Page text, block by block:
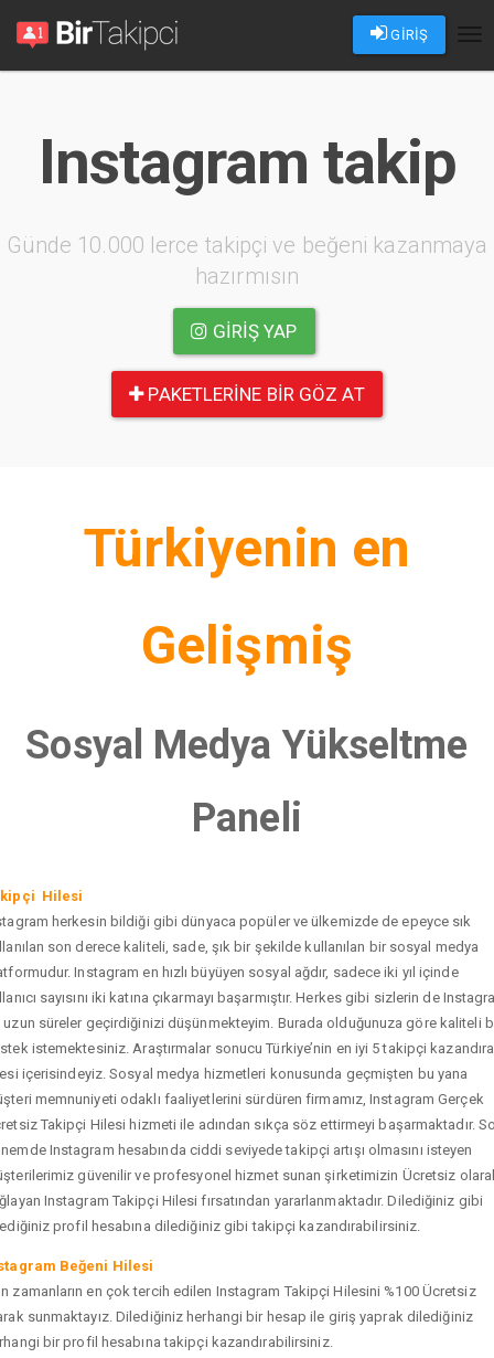
GİRİŞ
Instagram takip
Günde 10.000 lerce takipçi ve beğeni kazanmaya
hazırmısın
GIRIŞ YAP
PAKETLERINE BIR GÖZ AT
Türkiyenin en
Gelişmiş
Sosyal Medya Yükseltme
Paneli
Hilesi
herkesin bildiği gibi dünyaca popüler ve ülkemizde de epeyce sık
son derece kaliteli, sade, şık bir şekilde kullanılan bir sosyal medya
Instagram en hızlı büyüyen sosyal ağdır, sadece iki yıl içinde
sayısını iki katına çıkarmayı başarmıştır. Herkes gibi sizlerin de
uzun süreler geçirdiğinizi düşünmekteyim. Burada olduğunuza göre kaliteli
istemektesiniz. Araştırmalar sonucu Türkiye’nin en iyi 5 takipçi
içerisindeyiz. Sosyal medya hizmetleri konusunda geçmişten bu yana
memnuniyeti odaklı faaliyetlerini sürdüren firmamız, Instagram Gerçek
Takipçi Hilesi hizmeti ile adından sıkça söz ettirmeyi başarmaktadır.
Instagram hesabında ciddi seviyede takipçi artışı olmasını isteyen
güvenilir ve profesyonel hizmet sunan şirketimizin Ücretsiz
Instagram Takipçi Hilesi fırsatından yararlanmaktadır. Dilediğiniz gibi
profil hesabına dilediğiniz gibi takipçi kazandırabilirsiniz.
Beğeni Hilesi
zamanların en çok tercih edilen Instagram Takipçi Hilesini %100 Ücretsiz
sunmaktayız. Dilediğiniz herhangi bir hesap ile giriş yaprak dilediğiniz
bir profil hesabına takipçi kazandırabilirsiniz.